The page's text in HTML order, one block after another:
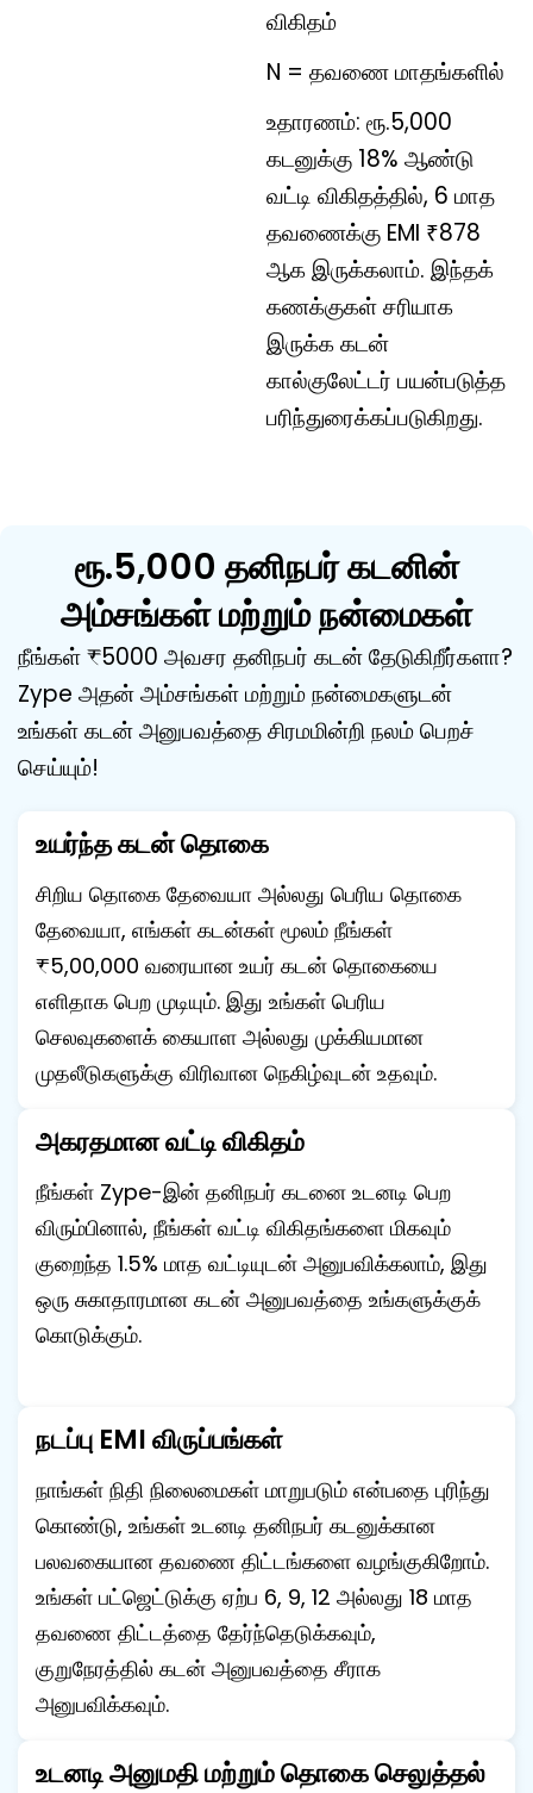
விகிதம்
N = தவணை மாதங்களில்
உதாரணம்: ரூ.5,000
கடனுக்கு 18% ஆண்டு
வட்டி விகிதத்தில், 6 மாத
தவணைக்கு EMI ₹878
ஆக இருக்கலாம். இந்தக்
கணக்குகள் சரியாக
இருக்க கடன்
கால்குலேட்டர் பயன்படுத்த
பரிந்துரைக்கப்படுகிறது.
ரூ.5,000 தனிநபர் கடனின்
அம்சங்கள் மற்றும் நன்மைகள்
நீங்கள் ₹5000 அவசர தனிநபர் கடன் தேடுகிறீர்களா?
Zype அதன் அம்சங்கள் மற்றும் நன்மைகளுடன்
உங்கள் கடன் அனுபவத்தை சிரமமின்றி நலம் பெறச்
செய்யும்!
உயர்ந்த கடன் தொகை
சிறிய தொகை தேவையா அல்லது பெரிய தொகை
தேவையா, எங்கள் கடன்கள் மூலம் நீங்கள்
₹5,00,000 வரையான உயர் கடன் தொகையை
எளிதாக பெற முடியும். இது உங்கள் பெரிய
செலவுகளைக் கையாள அல்லது முக்கியமான
முதலீடுகளுக்கு விரிவான நெகிழ்வுடன் உதவும்.
அகரதமான வட்டி விகிதம்
நீங்கள் Zype-இன் தனிநபர் கடனை உடனடி பெற
விரும்பினால், நீங்கள் வட்டி விகிதங்களை மிகவும்
குறைந்த 1.5% மாத வட்டியுடன் அனுபவிக்கலாம், இது
ஒரு சுகாதாரமான கடன் அனுபவத்தை உங்களுக்குக்
கொடுக்கும்.
நடப்பு EMI விருப்பங்கள்
நாங்கள் நிதி நிலைமைகள் மாறுபடும் என்பதை புரிந்து
கொண்டு, உங்கள் உடனடி தனிநபர் கடனுக்கான
பலவகையான தவணை திட்டங்களை வழங்குகிறோம்.
உங்கள் பட்ஜெட்டுக்கு ஏற்ப 6, 9, 12 அல்லது 18 மாத
தவணை திட்டத்தை தேர்ந்தெடுக்கவும்,
குறுநேரத்தில் கடன் அனுபவத்தை சீராக
அனுபவிக்கவும்.
உடனடி அனுமதி மற்றும் தொகை செலுத்தல்